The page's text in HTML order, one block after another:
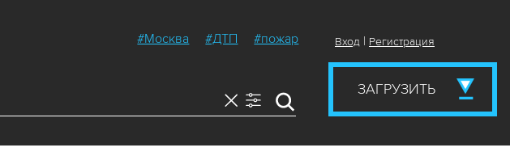
#Москва #ДТП #пожар Вход | Регистрация
ЗАГРУЗИТЬ